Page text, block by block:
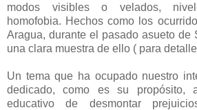
modos visibles o velados,
homofobia. Hechos como los
Aragua, durante el pasado asueto de
una clara muestra de ello ( para
Un tema que ha ocupado nuestro
dedicado, como es su propósito,
educativo de desmontar